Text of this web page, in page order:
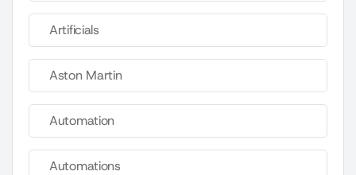
Artificials
Aston Martin
Automation
Automations